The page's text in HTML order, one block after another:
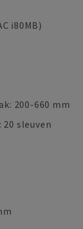
i80MB)
200-660 mm
sleuven